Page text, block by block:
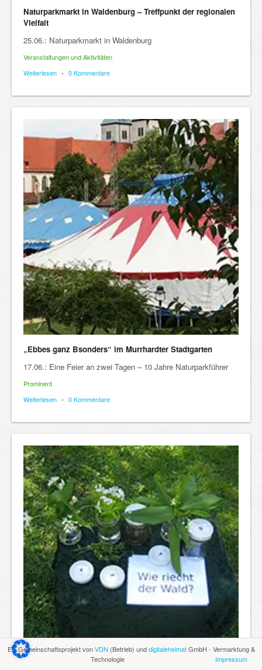
Naturparkmarkt in Waldenburg – Treffpunkt der regionalen
Vielfalt
25.06.: Naturparkmarkt in Waldenburg
Veranstaltungen und Aktivitäten
Weiterlesen • 0 Kommentare
„Ebbes ganz Bsonders“ im Murrhardter Stadtgarten
17.06.: Eine Feier an zwei Tagen – 10 Jahre Naturparkführer
Prominent
Weiterlesen • 0 Kommentare
Ein Gemeinschaftsprojekt vonVDN(Betrieb) unddigitaleheimatGmbH - Vermarktung &
Technologie
Impressum